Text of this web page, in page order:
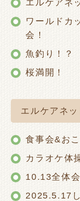
エルケアネ
ワールド
会！
魚釣り！？
桜満開！
エルケアネッ
食事会&お
カラオケ体
10.13全体
2025.5.17